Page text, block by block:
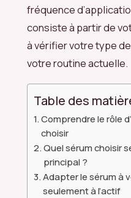
fréquence
consiste à partir de
à vérifier votre type
votre routine actuelle.
Table des
Comprendre le rôle
choisir
Quel sérum choisir
principal ?
Adapter le sérum à
seulement à l’actif